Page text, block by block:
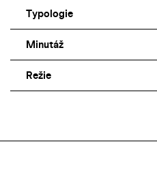
Typologie
Minutáž
Režie